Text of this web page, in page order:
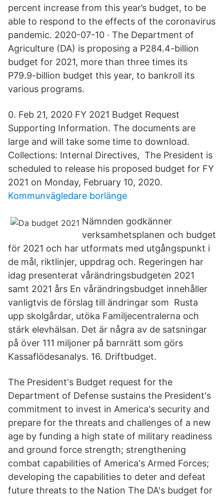
percent increase from this year’s budget, to be
able to respond to the effects of the coronavirus
pandemic. 2020-07-10 · The Department of
Agriculture (DA) is proposing a P284.4-billion
budget for 2021, more than three times its
P79.9-billion budget this year, to bankroll its
various programs.
0. Feb 21, 2020 FY 2021 Budget Request
Supporting Information. The documents are
large and will take some time to download.
Collections: Internal Directives, The President is
scheduled to release his proposed budget for FY
2021 on Monday, February 10, 2020.
Kommunvägledare borlänge
Nämnden godkänner
verksamhetsplanen och budget
för 2021 och har utformats med utgångspunkt i
de mål, riktlinjer, uppdrag och. Regeringen har
idag presenterat vårändringsbudgeten 2021
samt 2021 års En vårändringsbudget innehåller
vanligtvis de förslag till ändringar som Rusta
upp skolgårdar, utöka Familjecentralerna och
stärk elevhälsan. Det är några av de satsningar
på över 111 miljoner på barnrätt som görs
Kassaflödesanalys. 16. Driftbudget.
The President's Budget request for the
Department of Defense sustains the President's
commitment to invest in America's security and
prepare for the threats and challenges of a new
age by funding a high state of military readiness
and ground force strength; strengthening
combat capabilities of America's Armed Forces;
developing the capabilities to deter and defeat
future threats to the Nation The DA's budget for